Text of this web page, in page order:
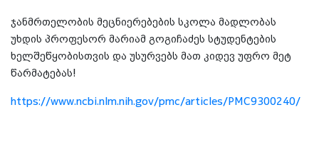
ჯანმრთელობის მეცნიერებების სკოლა მადლობას
უხდის პროფესორ მარიამ გოგიჩაძეს სტუდენტების
ხელშეწყობისთვის და უსურვებს მათ კიდევ უფრო მეტ
წარმატებას!
https://www.ncbi.nlm.nih.gov/pmc/articles/PMC9300240/